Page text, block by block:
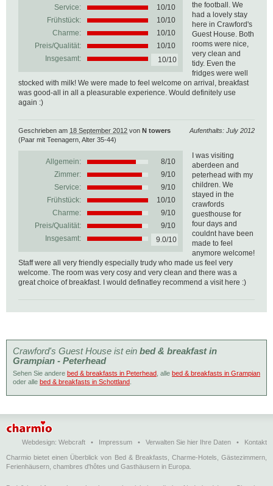
Service:
10/10
Frühstück:
10/10
Charme:
10/10
Preis/Qualität:
10/10
Insgesamt:
10/10
the football. We
had a lovely stay
here in Crawford's
Guest House. Both
rooms were nice,
very clean and
tidy. Even the
fridges were well
stocked with milk! We were made to feel welcome on arrival, breakfast
was good-all in all a pleasurable experience. Would definitely use
again :)
Aufenthalts: July 2012
Geschrieben am 18 September 2012 von N towers
(Paar mit Teenagern, Alter 35-44)
Allgemein: 8/10
Zimmer:
9/10
Service:
9/10
Frühstück:
10/10
Charme:
9/10
Preis/Qualität:
9/10
Insgesamt:
9.0/10
I was visiting
aberdeen and
peterhead with my
children. We
stayed in the
crawfords
guesthouse for
four days and
couldnt have been
made to feel
anymore welcome!
Staff were all very friendly especially trudy who made us feel very
welcome. The room was very cosy and very clean and there was a
great choice of breakfast. I would definatley recommend a visit here :)
Crawford's Guest House ist ein bed & breakfast in
Grampian - Peterhead
Sehen Sie andere bed & breakfasts in Peterhead , alle bed & breakfasts in Grampian
oder alle bed & breakfasts in Schottland
Webdesign: Webcraft • Impressum • Verwalten Sie hier Ihre Daten • Kontakt
Charmio bietet einen Überblick von Bed & Breakfasts, Charme-Hotels, Gästezimmern,
Ferienhäusern, chambres d'hôtes und Gasthäusern in Europa.